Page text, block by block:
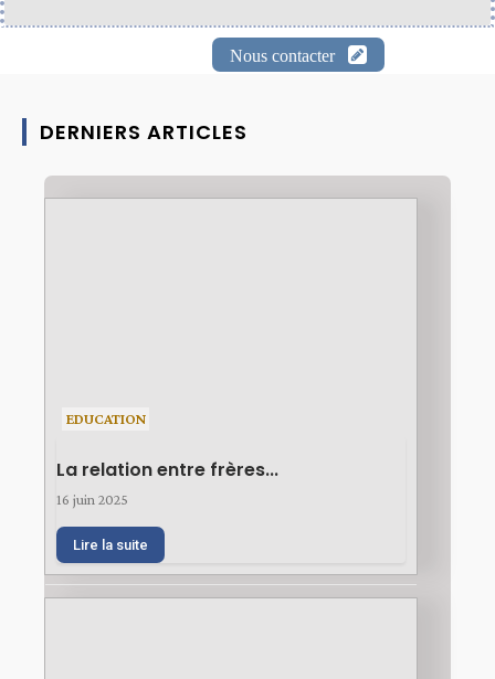
Nous contacter
DERNIERS ARTICLES
EDUCATION
La relation entre frères...
16 juin 2025
Lire la suite